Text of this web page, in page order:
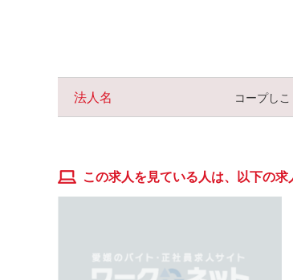
法人名 コープし
この求人を見ている人は、以下の